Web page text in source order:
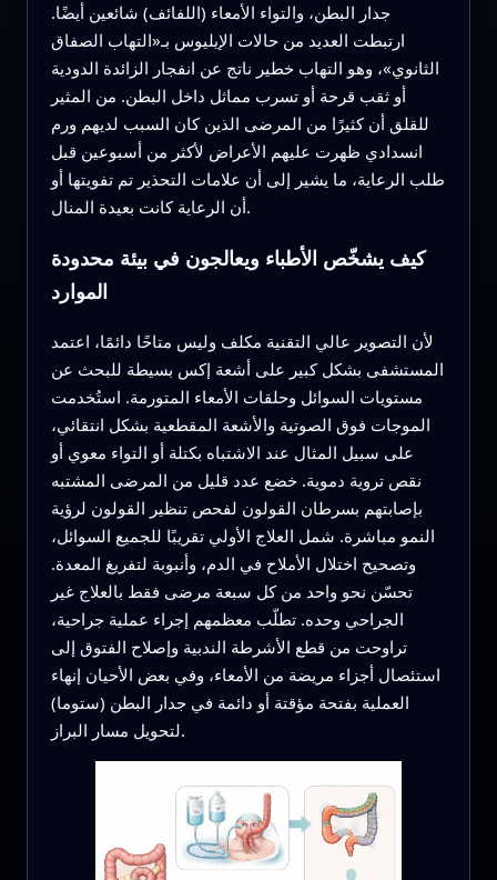
جدار البطن، والتواء الأمعاء (اللفائف) شائعين أيضًا.
ارتبطت العديد من حالات الإيليوس بـ«التهاب الصفاق
الثانوي»، وهو التهاب خطير ناتج عن انفجار الزائدة الدودية
أو ثقب قرحة أو تسرب مماثل داخل البطن. من المثير
للقلق أن كثيرًا من المرضى الذين كان السبب لديهم ورم
انسدادي ظهرت عليهم الأعراض لأكثر من أسبوعين قبل
طلب الرعاية، ما يشير إلى أن علامات التحذير تم تفويتها أو
أن الرعاية كانت بعيدة المنال.
كيف يشخّص الأطباء ويعالجون في بيئة محدودة
الموارد
لأن التصوير عالي التقنية مكلف وليس متاحًا دائمًا، اعتمد
المستشفى بشكل كبير على أشعة إكس بسيطة للبحث عن
مستويات السوائل وحلقات الأمعاء المتورمة. استُخدمت
الموجات فوق الصوتية والأشعة المقطعية بشكل انتقائي،
على سبيل المثال عند الاشتباه بكتلة أو التواء معوي أو
نقص تروية دموية. خضع عدد قليل من المرضى المشتبه
بإصابتهم بسرطان القولون لفحص تنظير القولون لرؤية
النمو مباشرة. شمل العلاج الأولي تقريبًا للجميع السوائل،
وتصحيح اختلال الأملاح في الدم، وأنبوبة لتفريغ المعدة.
تحسّن نحو واحد من كل سبعة مرضى فقط بالعلاج غير
الجراحي وحده. تطلّب معظمهم إجراء عملية جراحية،
تراوحت من قطع الأشرطة الندبية وإصلاح الفتوق إلى
استئصال أجزاء مريضة من الأمعاء، وفي بعض الأحيان إنهاء
العملية بفتحة مؤقتة أو دائمة في جدار البطن (ستوما)
لتحويل مسار البراز.